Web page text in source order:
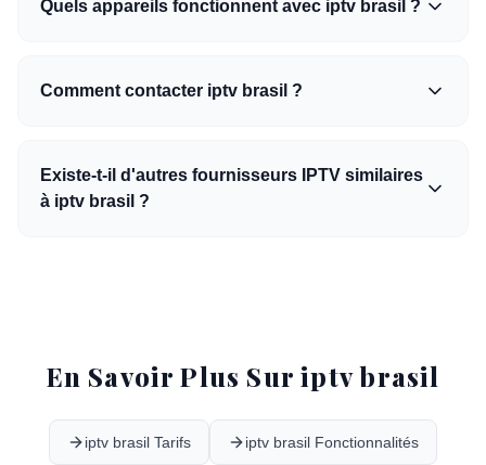
Quels appareils fonctionnent avec iptv brasil ?
Comment contacter iptv brasil ?
Existe-t-il d'autres fournisseurs IPTV similaires
à iptv brasil ?
En Savoir Plus Sur iptv brasil
iptv brasil Tarifs iptv brasil Fonctionnalités